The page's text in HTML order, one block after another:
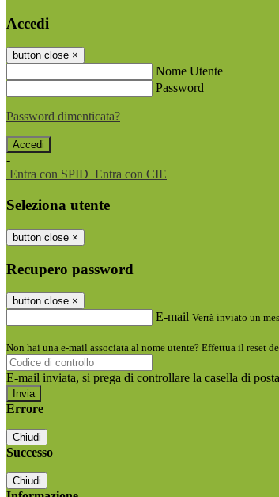
Accedi
button close ×
Nome Utente
Password
Password dimenticata?
-
Entra con SPID Entra con CIE
Seleziona utente
button close ×
Recupero password
button close ×
E-mail Verrà inviato un
Non hai una e-mail associata al nome utente? Effettua il reset
E-mail inviata, si prega di controllare la casella di
Errore
Chiudi
Successo
Chiudi